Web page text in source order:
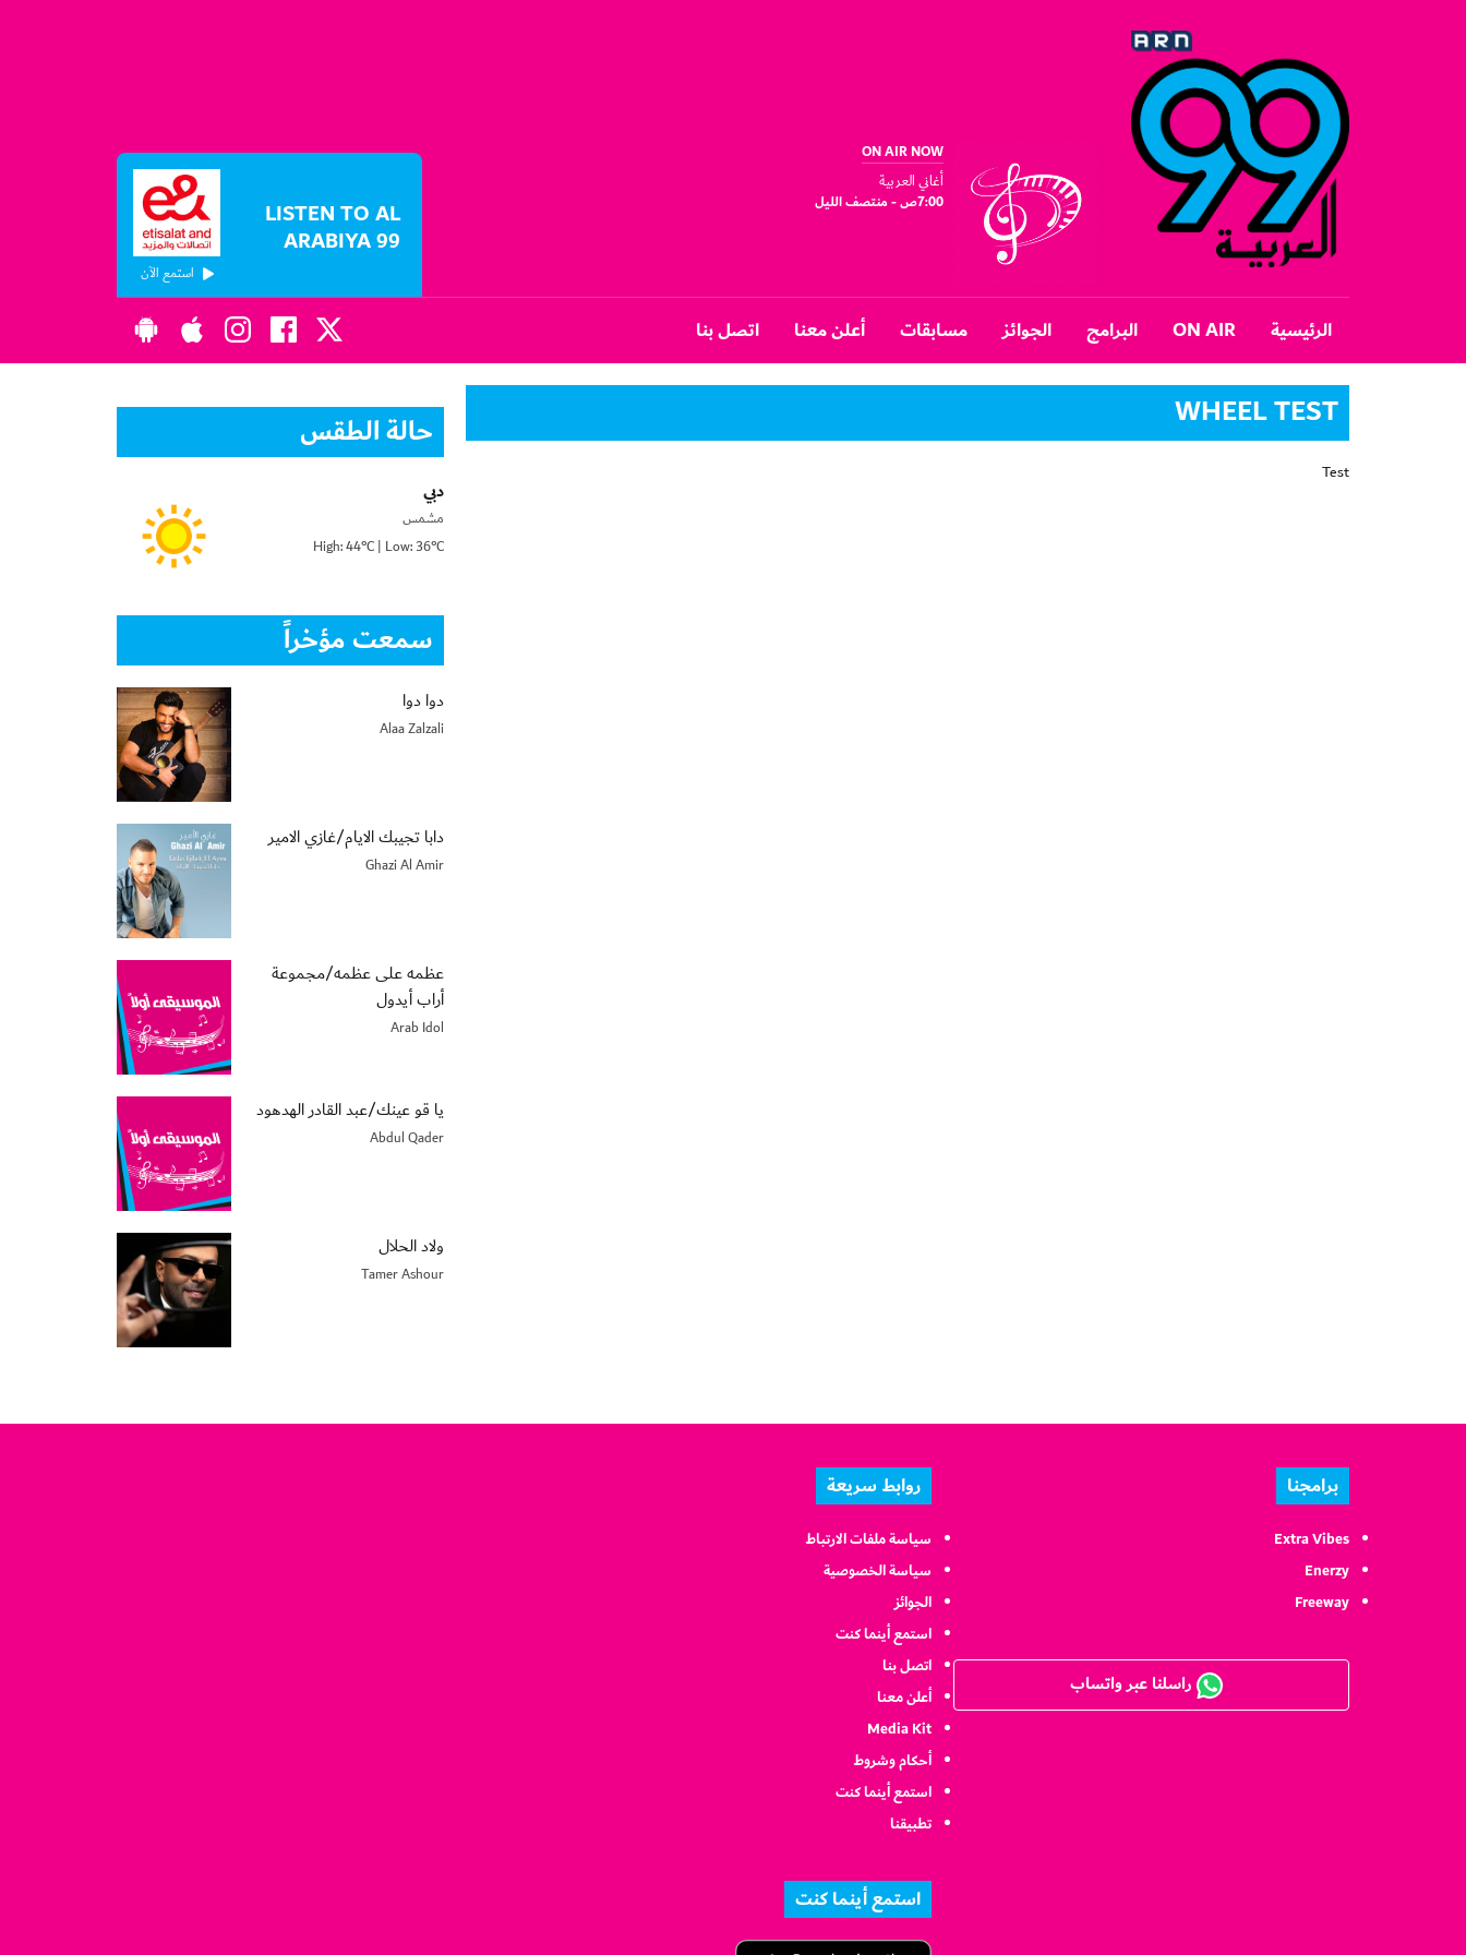
ON AIR NOW
أغاني العربية
7:00ص - منتصف الليل LISTEN TO AL
ARABIYA 99
استمع الآن
الرئيسية ON AIR البرامج الجوائز مسابقات أعلن معنا اتصل بنا
WHEEL TEST
Test
حالة الطقس
دبي
مشمس
High: 44°C | Low: 36°C
سمعت مؤخراً
دوا دوا
Alaa Zalzali
دابا تجيبك الايام/غازي الامير
Ghazi Al Amir
عظمه على عظمه/مجموعة
أراب أيدول
Arab Idol
يا قو عينك/عبد القادر الهدهود
Abdul Qader
ولاد الحلال
Tamer Ashour
برامجنا
Extra Vibes
Enerzy
Freeway
راسلنا عبر واتساب
روابط سريعة
سياسة ملفات الارتباط
سياسة الخصوصية
الجوائز
استمع أينما كنت
اتصل بنا
أعلن معنا
Media Kit
أحكام وشروط
استمع أينما كنت
تطبيقنا
استمع أينما كنت